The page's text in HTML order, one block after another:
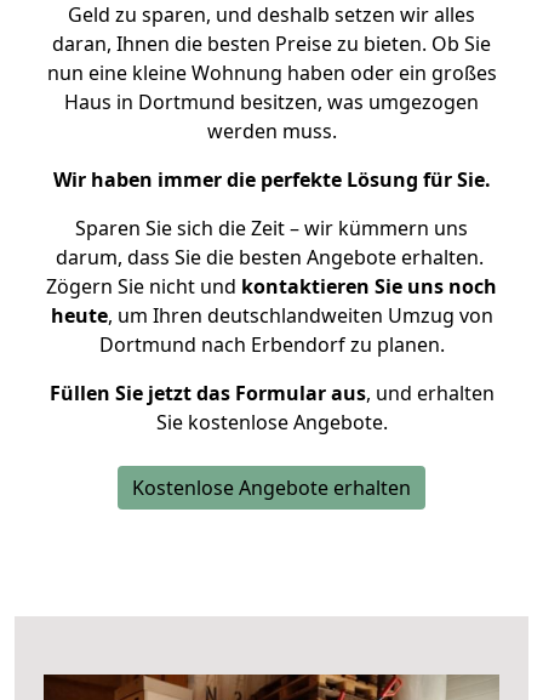
Geld zu sparen, und deshalb setzen wir alles
daran, Ihnen die besten Preise zu bieten. Ob Sie
nun eine kleine Wohnung haben oder ein großes
Haus in Dortmund besitzen, was umgezogen
werden muss.
Wir haben immer die perfekte Lösung für Sie.
Sparen Sie sich die Zeit – wir kümmern uns
darum, dass Sie die besten Angebote erhalten.
Zögern Sie nicht und kontaktieren Sie uns noch
heute, um Ihren deutschlandweiten Umzug von
Dortmund nach Erbendorf zu planen.
Füllen Sie jetzt das Formular aus, und erhalten
Sie kostenlose Angebote.
Kostenlose Angebote erhalten